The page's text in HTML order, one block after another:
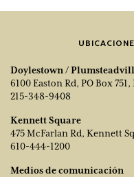
Doylestown /
6100 Easton Rd, PO Box
215-348-9408
Kennett Square
475 McFarlan Rd, Kennett
610-444-1200
Medios de comunicación